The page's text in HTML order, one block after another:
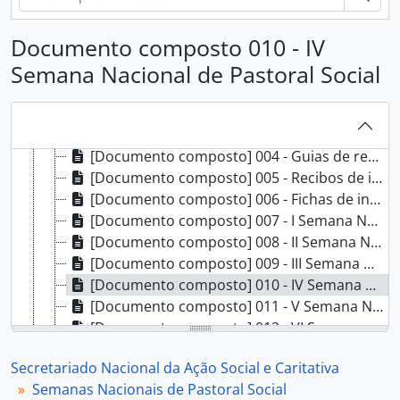
Documento composto 010 - IV
Semana Nacional de Pastoral Social
[Série] 002 - Organizações, 1984 - 2004
[Série] 004 - Contabilidade, 1994 - 1999
[Série] 005 - Semanas Nacionais de Pastoral Social, 1983 - 2005
[Documento composto] 003 - [Correspondência das] Semanas Pastorais, 1998 - 2002
[Documento composto] 004 - Guias de receita, 1983 - 1987
[Documento composto] 005 - Recibos de inscrição, 1994 - 2005
[Documento composto] 006 - Fichas de inscrição, 1996 - 2003
[Documento composto] 007 - I Semana Nacional de Pastoral Social, 1983
[Documento composto] 008 - II Semana Nacional de Pastoral Social, 1984
[Documento composto] 009 - III Semana Nacional de Pastoral Social, 1985
[Documento composto] 010 - IV Semana Nacional de Pastoral Social, 1986
[Documento composto] 011 - V Semana Nacional de Pastoral Social, 1987
[Documento composto] 012 - VI Semana Nacional de Pastoral Social, 1988
[Documento composto] 014 - VIII Semana Nacional de Pastoral Social, 1990
[Documento composto] 015 - IX Semana Nacional de Pastoral Social, 1991
Secretariado Nacional da Ação Social e Caritativa
Semanas Nacionais de Pastoral Social